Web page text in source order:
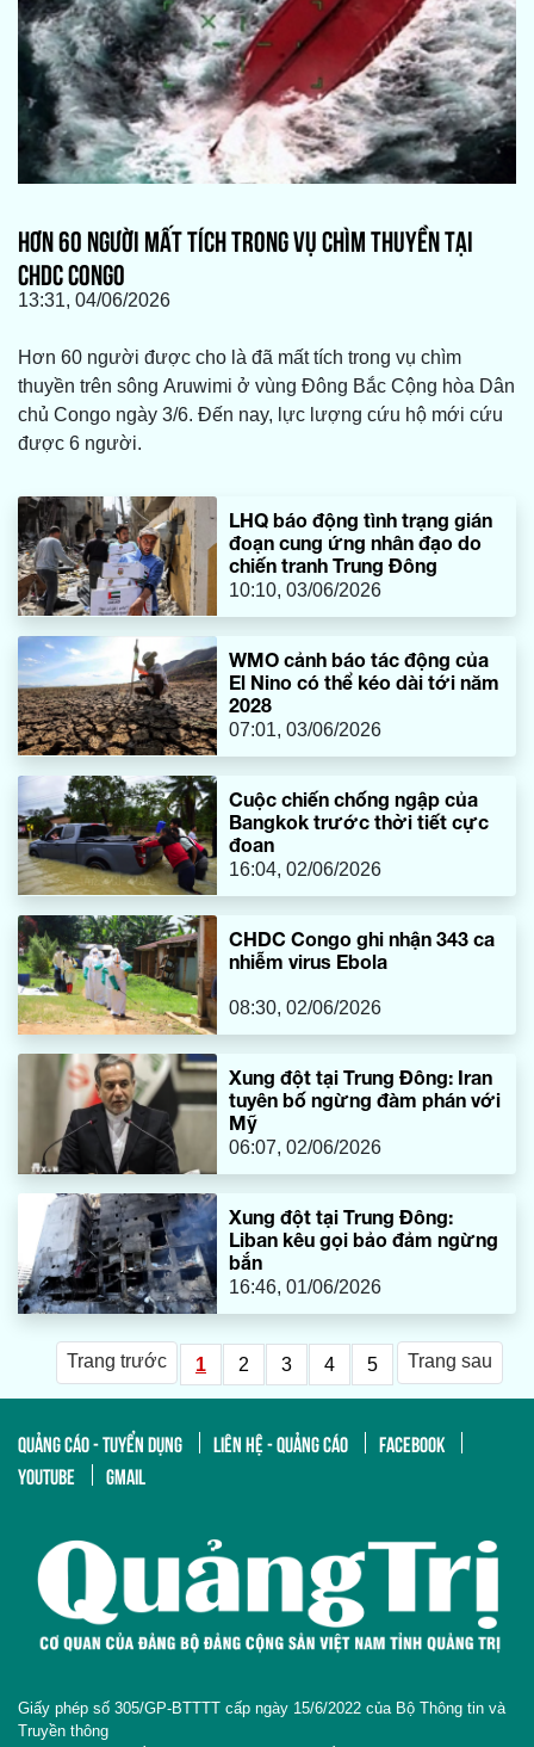
HƠN 60 NGƯỜI MẤT TÍCH TRONG VỤ CHÌM THUYỀN TẠI
CHDC CONGO
13:31, 04/06/2026
Hơn 60 người được cho là đã mất tích trong vụ chìm
thuyền trên sông Aruwimi ở vùng Đông Bắc Cộng hòa Dân
chủ Congo ngày 3/6. Đến nay, lực lượng cứu hộ mới cứu
được 6 người.
LHQ báo động tình trạng gián
đoạn cung ứng nhân đạo do
chiến tranh Trung Đông
10:10, 03/06/2026
WMO cảnh báo tác động của
El Nino có thể kéo dài tới năm
2028
07:01, 03/06/2026
Cuộc chiến chống ngập của
Bangkok trước thời tiết cực
đoan
16:04, 02/06/2026
CHDC Congo ghi nhận 343 ca
nhiễm virus Ebola
08:30, 02/06/2026
Xung đột tại Trung Đông: Iran
tuyên bố ngừng đàm phán với
Mỹ
06:07, 02/06/2026
Xung đột tại Trung Đông:
Liban kêu gọi bảo đảm ngừng
bắn
16:46, 01/06/2026
Trang trước 1 2 3 4 5 Trang sau
QUẢNG CÁO - TUYỂN DỤNG LIÊN HỆ - QUẢNG CÁO
FACEBOOK
YOUTUBE
GMAIL
Giấy phép số 305/GP-BTTTT cấp ngày 15/6/2022 của Bộ Thông tin và
Truyền thông